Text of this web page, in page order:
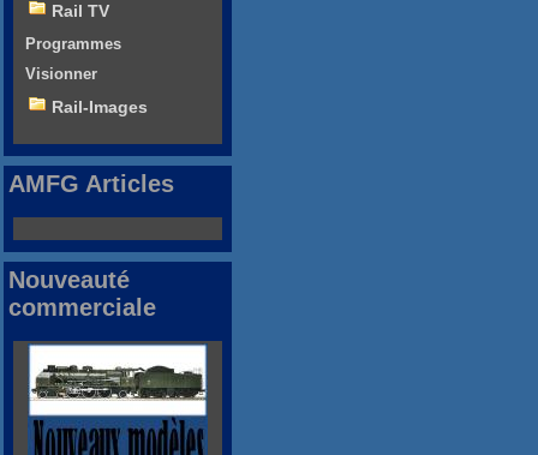
Rail TV
Programmes
Visionner
Rail-Images
AMFG Articles
Nouveauté
commerciale